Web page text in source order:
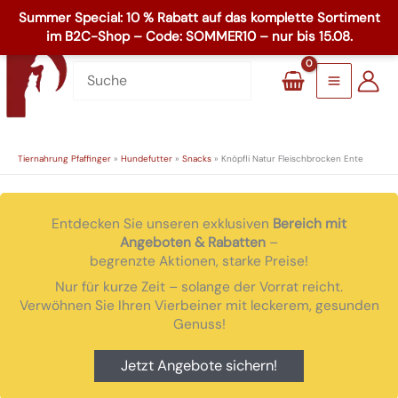
Zum
Inhalt
springen
☏+49 8503 1795
Main
Menu
Tiernahrung Pfaffinger » Hundefutter » Snacks » Knöpfli Natur Fleischbrocken Ente
Entdecken Sie unseren exklusiven Bereich mit
Angeboten & Rabatten –
begrenzte Aktionen, starke Preise!
Nur für kurze Zeit – solange der Vorrat reicht.
Verwöhnen Sie Ihren Vierbeiner mit leckerem, gesunden
Genuss!
Jetzt Angebote sichern!